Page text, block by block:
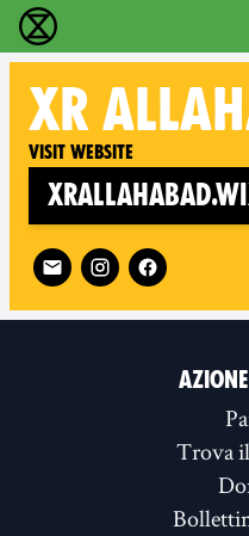
Extinction Rebellion -
XR
Visit website
Follow XR Allahabad on
Trova